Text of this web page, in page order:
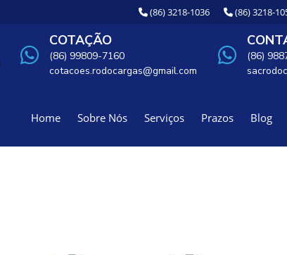
(86) 3218-1036 (86) 3218-
COTAÇÃO
(86) 99809-7160
cotacoes.rodocargas@gmail.com
(86)
Home Sobre Nós Serviços Prazos Blog